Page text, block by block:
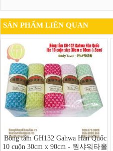
SẢN PHẨM LIÊN QUAN
Bông tắm GH132 Gahwa Hàn Quốc
10 cuộn 30cm x 90cm - 원샤워타올